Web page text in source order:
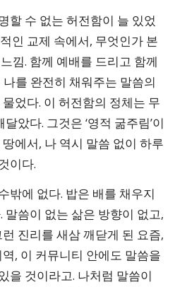
할 수 없는 허전함이 늘 있었
인 교제 속에서, 무엇인가 본
낌. 함께 예배를 드리고 함께
를 완전히 채워주는 말씀의
었다. 이 허전함의 정체는 무
았다. 그것은 ‘영적 굶주림’이
에서, 나 역시 말씀 없이 하루
이다.
밖에 없다. 밥은 배를 채우지
말씀이 없는 삶은 방향이 없고,
진리를 새삼 깨닫게 된 요즘,
, 이 커뮤니티 안에도 말씀을
을 것이라고. 나처럼 말씀이